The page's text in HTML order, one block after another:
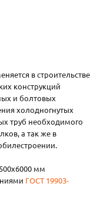
в строительстве
конструкций
и болтовых
холодногнутых
труб необходимого
а так же в
мм
ГОСТ 19903-